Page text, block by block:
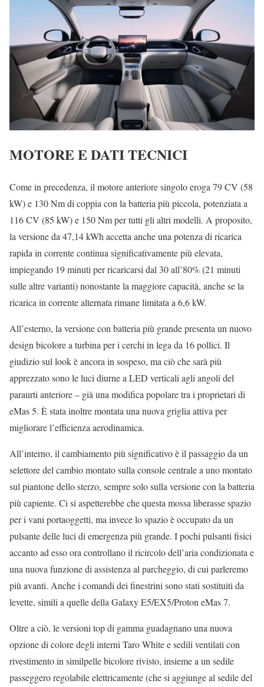
MOTORE E DATI TECNICI
Come in precedenza, il motore anteriore singolo eroga 79 CV (58
kW) e 130 Nm di coppia con la batteria più piccola, potenziata a
116 CV (85 kW) e 150 Nm per tutti gli altri modelli. A proposito,
la versione da 47,14 kWh accetta anche una potenza di ricarica
rapida in corrente continua significativamente più elevata,
impiegando 19 minuti per ricaricarsi dal 30 all’80% (21 minuti
sulle altre varianti) nonostante la maggiore capacità, anche se la
ricarica in corrente alternata rimane limitata a 6,6 kW.
All’esterno, la versione con batteria più grande presenta un nuovo
design bicolore a turbina per i cerchi in lega da 16 pollici. Il
giudizio sul look è ancora in sospeso, ma ciò che sarà più
apprezzato sono le luci diurne a LED verticali agli angoli del
paraurti anteriore – già una modifica popolare tra i proprietari di
eMas 5. È stata inoltre montata una nuova griglia attiva per
migliorare l’efficienza aerodinamica.
All’interno, il cambiamento più significativo è il passaggio da un
selettore del cambio montato sulla console centrale a uno montato
sul piantone dello sterzo, sempre solo sulla versione con la batteria
più capiente. Ci si aspetterebbe che questa mossa liberasse spazio
per i vani portaoggetti, ma invece lo spazio è occupato da un
pulsante delle luci di emergenza più grande. I pochi pulsanti fisici
accanto ad esso ora controllano il ricircolo dell’aria condizionata e
una nuova funzione di assistenza al parcheggio, di cui parleremo
più avanti. Anche i comandi dei finestrini sono stati sostituiti da
levette, simili a quelle della Galaxy E5/EX5/Proton eMas 7.
Oltre a ciò, le versioni top di gamma guadagnano una nuova
opzione di colore degli interni Taro White e sedili ventilati con
rivestimento in similpelle bicolore rivisto, insieme a un sedile
passeggero regolabile elettricamente (che si aggiunge al sedile del